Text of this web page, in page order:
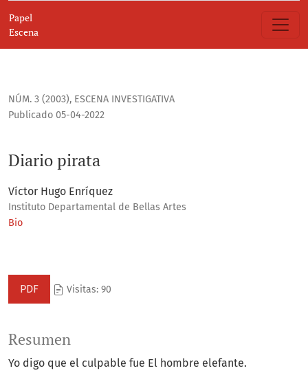
Papel
Escena
NÚM. 3 (2003), ESCENA INVESTIGATIVA
Diario pirata
Publicado 05-04-2022
Víctor Hugo Enríquez
Instituto Departamental de Bellas Artes
Bio
PDF Visitas: 90
Resumen
Yo digo que el culpable fue El hombre elefante.